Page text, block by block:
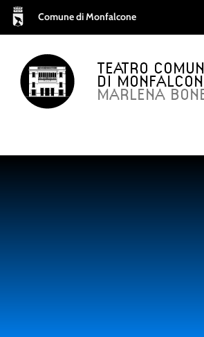
Comune di Monfalcone
TEATRO
DI
MARLENA